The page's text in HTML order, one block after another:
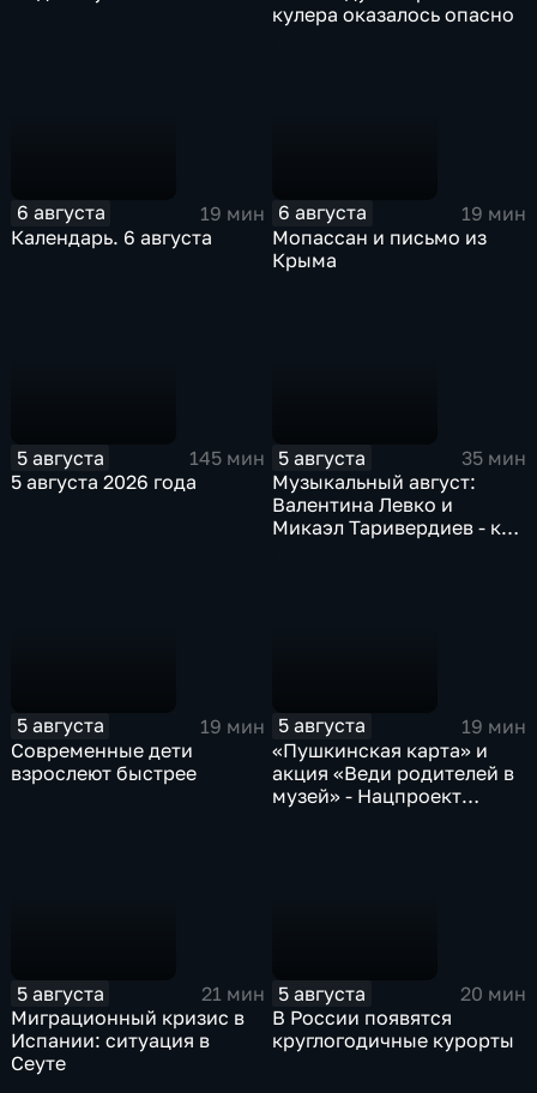
кулера оказалось опасно
6 августа
19 мин
Календарь. 6 августа
6 августа
19 мин
Мопассан и письмо из
Крыма
5 августа
145 мин
5 августа 2026 года
5 августа
35 мин
Музыкальный август:
Валентина Левко и
Микаэл Таривердиев - как
5 августа
19 мин
Современные дети
взрослеют быстрее
5 августа
19 мин
«Пушкинская карта» и
акция «Веди родителей в
музей» - Нацпроект
5 августа
21 мин
Миграционный кризис в
Испании: ситуация в
Сеуте
5 августа
20 мин
В России появятся
круглогодичные курорты